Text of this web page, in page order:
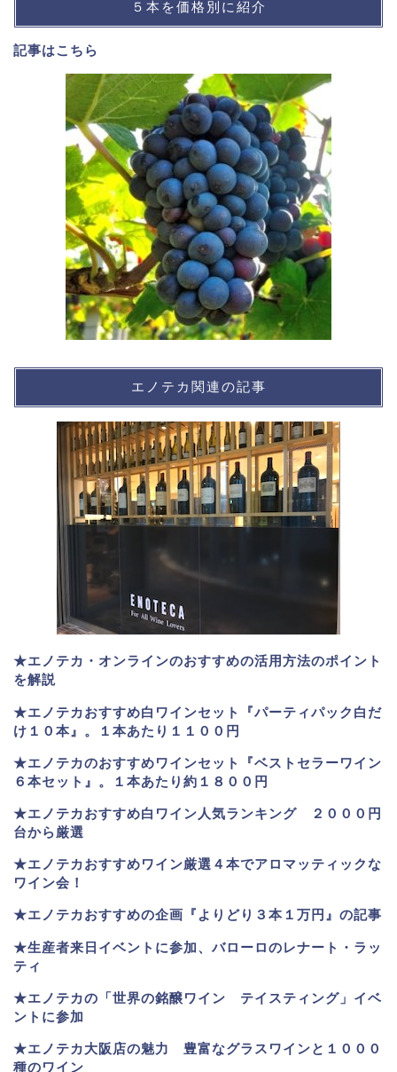
５本を価格別に紹介
記事はこちら
エノテカ関連の記事
★エノテカ・オンラインのおすすめの活用方法のポイント
を解説
★エノテカおすすめ白ワインセット『パーティパック白だ
け１０本』。１本あたり１１００円
★エノテカのおすすめワインセット『ベストセラーワイン
６本セット』。
１本あたり約１８００円
★エノテカおすすめ白ワイン人気ランキング ２０００円
台から厳選
★エノテカおすすめワイン厳選４本でアロマッティックな
ワイン会！
★エノテカおすすめの企画『よりどり３本１万円』の記事
★生産者来日イベントに参加、バローロのレナート・ラッ
ティ
★エノテカの「世界の銘醸ワイン テイスティング」イベ
ントに参加
★エノテカ大阪店の魅力 豊富なグラスワインと１０００
種のワイン